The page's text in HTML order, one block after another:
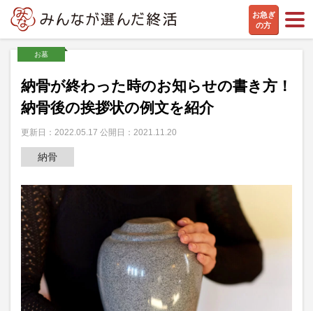
お急ぎ
の方
お墓
納骨が終わった時のお知らせの書き方！
納骨後の挨拶状の例文を紹介
更新日：2022.05.17 公開日：2021.11.20
納骨